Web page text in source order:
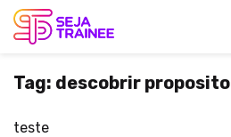
Tag: descobrir proposito
teste